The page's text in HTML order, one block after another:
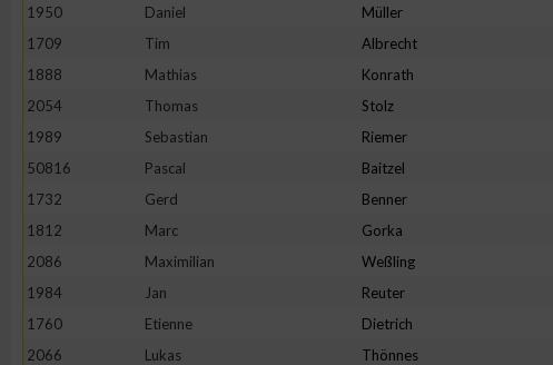
1950
Daniel Müller
1709
Tim Albrecht
1888
Mathias Konrath
2054
Thomas Stolz
1989
Sebastian Riemer
50816
Pascal Baitzel
1732
Gerd Benner
1812
Marc Gorka
2086
Maximilian Weßling
1984
Jan Reuter
1760
Etienne Dietrich
2066
Lukas Thönnes
Erstellung von Profilen zur Personalisierung von Inhalten
Verwendung von Profilen zur Auswahl personalisierter Inhalte
verschiedenen Quellen